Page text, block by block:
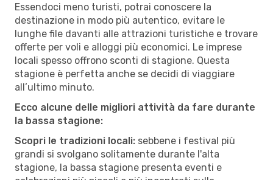
Essendoci meno turisti, potrai conoscere la
destinazione in modo più autentico, evitare le
lunghe file davanti alle attrazioni turistiche e trovare
offerte per voli e alloggi più economici. Le imprese
locali spesso offrono sconti di stagione. Questa
stagione è perfetta anche se decidi di viaggiare
all’ultimo minuto.
Ecco alcune delle migliori attività da fare durante
la bassa stagione:
Scopri le tradizioni locali: sebbene i festival più
grandi si svolgano solitamente durante l'alta
stagione, la bassa stagione presenta eventi e